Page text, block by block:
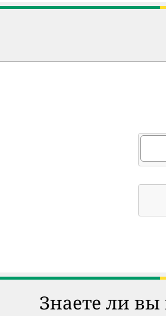
Знаете ли вы